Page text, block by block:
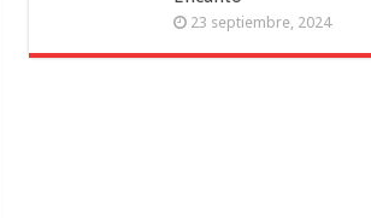
23 septiembre, 2024